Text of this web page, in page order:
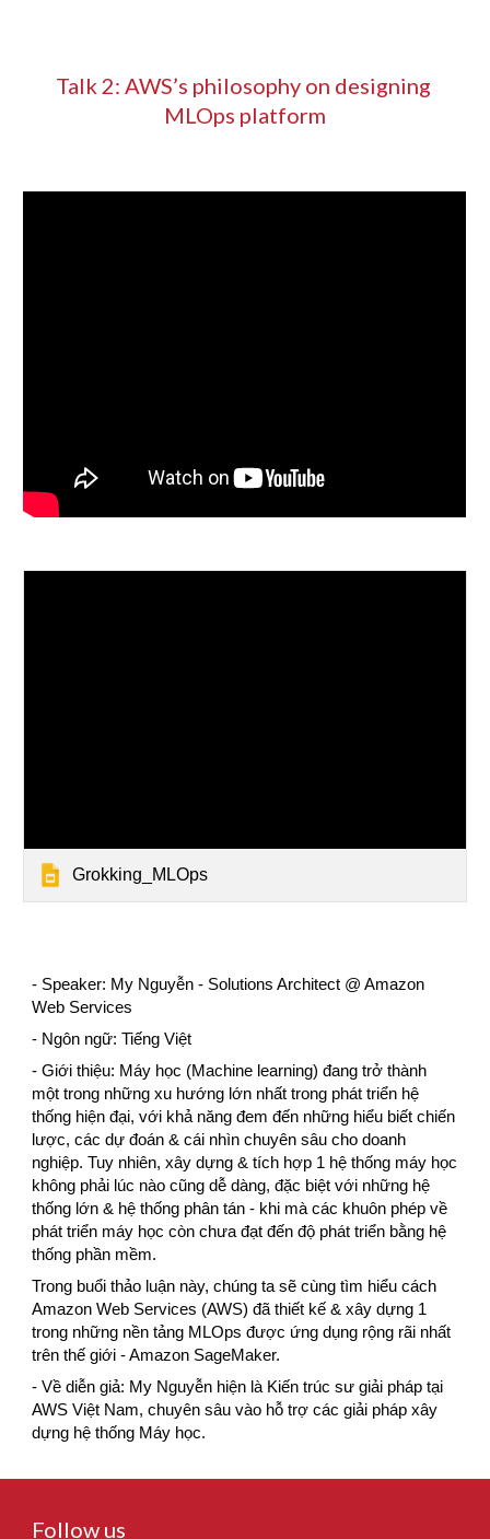
Talk 2: AWS’s philosophy on designing
MLOps platform
Grokking_MLOps
- Speaker: My Nguyễn - Solutions Architect @ Amazon
Web Services
- Ngôn ngữ: Tiếng Việt
- Giới thiệu: Máy học (Machine learning) đang trở thành
một trong những xu hướng lớn nhất trong phát triển hệ
thống hiện đại, với khả năng đem đến những hiểu biết chiến
lược, các dự đoán & cái nhìn chuyên sâu cho doanh
nghiệp. Tuy nhiên, xây dựng & tích hợp 1 hệ thống máy học
không phải lúc nào cũng dễ dàng, đặc biệt với những hệ
thống lớn & hệ thống phân tán - khi mà các khuôn phép về
phát triển máy học còn chưa đạt đến độ phát triển bằng hệ
thống phần mềm.
Trong buổi thảo luận này, chúng ta sẽ cùng tìm hiểu cách
Amazon Web Services (AWS) đã thiết kế & xây dựng 1
trong những nền tảng MLOps được ứng dụng rộng rãi nhất
trên thế giới - Amazon SageMaker.
- Về diễn giả: My Nguyễn hiện là Kiến trúc sư giải pháp tại
AWS Việt Nam, chuyên sâu vào hỗ trợ các giải pháp xây
dựng hệ thống Máy học.
Follow us